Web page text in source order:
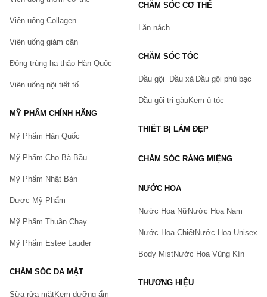
Viên uống Collagen
Viên uống giảm cân
Đông trùng hạ thảo Hàn Quốc
Viên uống nội tiết tố
MỸ PHẨM CHÍNH HÃNG
Mỹ Phẩm Hàn Quốc
Mỹ Phẩm Cho Bà Bầu
Mỹ Phẩm Nhật Bản
Dược Mỹ Phẩm
Mỹ Phẩm Thuần Chay
Mỹ Phẩm Estee Lauder
CHĂM SÓC DA MẶT
Sữa rửa mặtKem dưỡng ẩm
CHĂM SÓC CƠ THỂ
Lăn nách
CHĂM SÓC TÓC
Dầu gội Dầu xả Dầu gội phủ bạc
Dầu gội trị gàuKem ủ tóc
THIẾT BỊ LÀM ĐẸP
CHĂM SÓC RĂNG MIỆNG
NƯỚC HOA
Nước Hoa NữNước Hoa Nam
Nước Hoa ChiếtNước Hoa Unisex
Body MistNước Hoa Vùng Kín
THƯƠNG HIỆU